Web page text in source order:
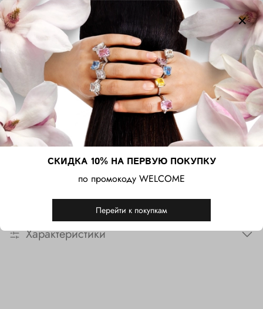
Описание
Серебряное кольцо со светло- зеленым кварцем,
имитирующим светлый изумруд, и фианитами — это
современное и элегантное украшение. Центральный
камень огранки квадрат завораживает своим мягким
зеленым оттенком, который напоминает светлый изумруд
и привносит ощущение свежести и природной красоты.
Дополнительной изюминкой кольца является подвеска в
форме капли, добавляющая динамику и оригинальность.
Россыпь фианитов на шинке кольца придаёт украшению
дополнительный блеск, подчёркивая красоту и глубину
центрального камня. Это кольцо станет стильным
дизайн и необычные детали.
Характеристики
СКИДКА 10% НА ПЕРВУЮ ПОКУПКУ
по промокоду WELCOME
Перейти к покупкам